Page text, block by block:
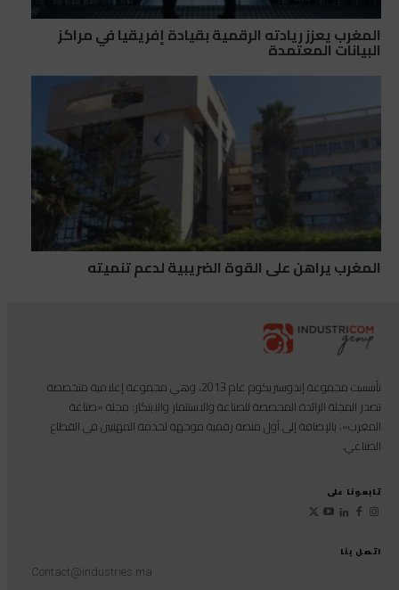
المغرب يعزز ريادته الرقمية بقيادة إفريقيا في مراكز
البيانات المعتمدة
المغرب يراهن على القوة الضريبية لدعم تنميته
اتصل بنا
Contact@industries.ma
تأسست مجموعة إندوستريكوم عام 2013، وهي مجموعة إعلامية متخصصة
تصدر المجلة الرائدة المخصصة للصناعة والاستثمار والابتكار: مجلة «صناعة
المغرب»، بالإضافة إلى أول منصة رقمية موجهة لخدمة المهنيين في القطاع
الصناعي.
تابعونا على